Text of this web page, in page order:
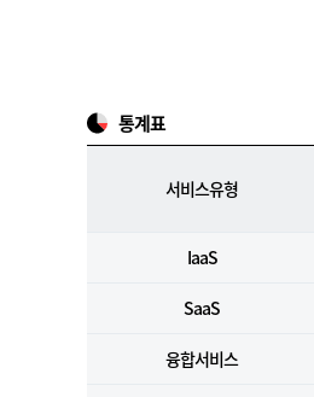
통계표
서비스유형
IaaS
SaaS
융합서비스